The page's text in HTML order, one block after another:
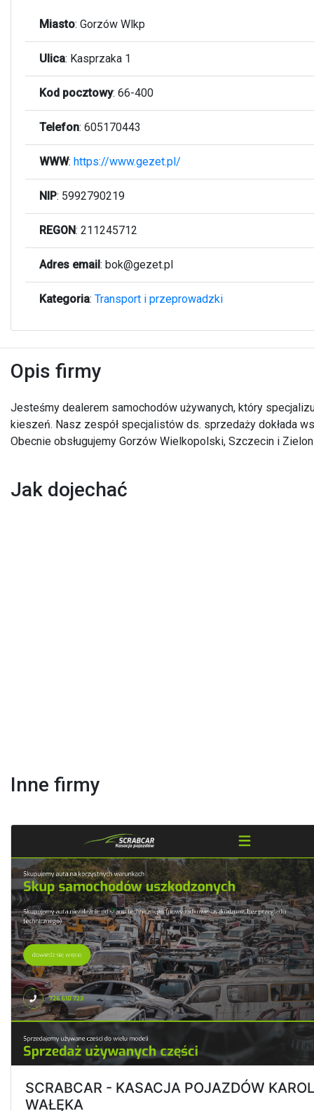
Miasto: Gorzów Wlkp
Ulica: Kasprzaka 1
Kod pocztowy: 66-400
Telefon: 605170443
WWW: https://www.gezet.pl/
NIP: 5992790219
REGON: 211245712
Adres email: bok@gezet.pl
Kategoria: Transport i przeprowadzki
Opis firmy
Jesteśmy dealerem samochodów używanych, który
kieszeń. Nasz zespół specjalistów ds. sprzedaży dokłada
Obecnie obsługujemy Gorzów Wielkopolski, Szczecin i
Jak dojechać
Inne firmy
SCRABCAR - KASACJA POJAZDÓW KAROL
WAŁĘKA